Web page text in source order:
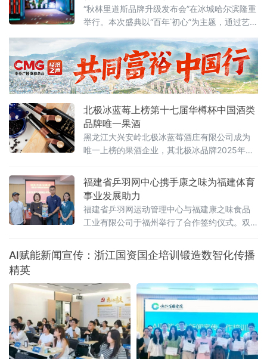
“秋林里道斯品牌升级发布会”在冰城哈尔滨隆重
举行。本次盛典以“百年˙初心”为主题，通过艺术
这座城市的深厚情感联结，同时正式发布了企
业迈向百亿征程的战略升级规划，标志着这家
中华老字号开启全新发展篇章。发布会在富有
黑土地风情的民乐歌舞《东北往事》中拉开序
展历
北极冰蓝莓上榜第十七届华樽杯中国酒类
品牌唯一果酒
黑龙江大兴安岭北极冰蓝莓酒庄有限公司成为
唯一上榜的果酒企业，其北极冰品牌2025年品
酒类品牌价值前200名总价值高达99305.21亿
元，增速达4.26%，在结构性调整中展现出强劲
韧性，持续稳健发展。在白酒板块，中国贵州
茅
福建省乒羽网中心携手康之味为福建体育
事业发展助力
福建省乒羽网运动管理中心与福建康之味食品
工业有限公司于福州举行了合作签约仪式。双
办及双方合作细节等方面，就饮用水、运动功
能性饮料以及反兴奋剂工作等内容展开了深入
水和运动饮料。作为怀揣着“打造中国运动饮料
第一品牌”企业愿景的大型饮料企业，康之味集
团多年来始终坚定不
AI赋能新闻宣传：浙江国资国企培训锻造数智化传播
精英